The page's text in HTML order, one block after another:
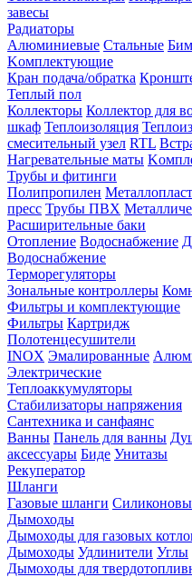
завесы
Радиаторы
Алюминиевые Стальные
Kомплектующие
Кран подача/обратка
Теплый пол
Коллекторы Коллектор для
шкаф Теплоизоляция
смесительный узел RTL
Нагревательные маты
Трубы и фитинги
Полипропилен
пресс Трубы ПВХ
Расширительные баки
Отопление Водоснабжение
Водоснабжение
Терморегуляторы
Зональные контроллеры
Фильтры и комплектующие
Фильтры Картридж
Полотенцесушители
INOX Эмалированные
Электрические
Теплоаккумуляторы
Стабилизаторы напряжения
Сантехника и санфаянс
Ванны Панель для ванны
аксессуары Биде Унитазы
Рекуператор
Шланги
Газовые шланги
Дымоходы
Дымоходы для газовых
Дымоходы Удлинители Углы
Дымоходы для